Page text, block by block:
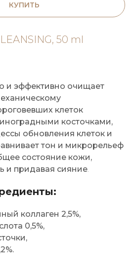
КУПИТЬ
50 ml
и эффективно очищает
клеток
косточками,
обновления клеток и
тон и микрорельеф
состояние кожи,
и придавая сияние.
коллаген 2,5%,
0,5%,